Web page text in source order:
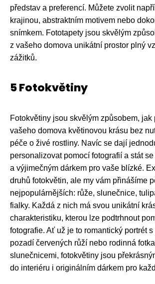
představ a preferencí. Můžete zvolit
krajinou, abstraktním motivem nebo
snímkem. Fototapety jsou skvělým
z vašeho domova unikátní prostor plný
zážitků.
5 Fotokvětiny
Fotokvětiny jsou skvělým způsobem, jak
vašeho domova květinovou krásu bez
péče o živé rostliny. Navíc se dají
personalizovat pomocí fotografií a stát
a výjimečným dárkem pro vaše blízké.
druhů fotokvětin, ale my vám přinášíme
nejpopulárnějších: růže, slunečnice,
fialky. Každá z nich má svou unikátní
charakteristiku, kterou lze podtrhnout
fotografie. Ať už je to romantický portrét
pozadí červených růží nebo rodinná
slunečnicemi, fotokvětiny jsou
do interiéru i originálním dárkem pro